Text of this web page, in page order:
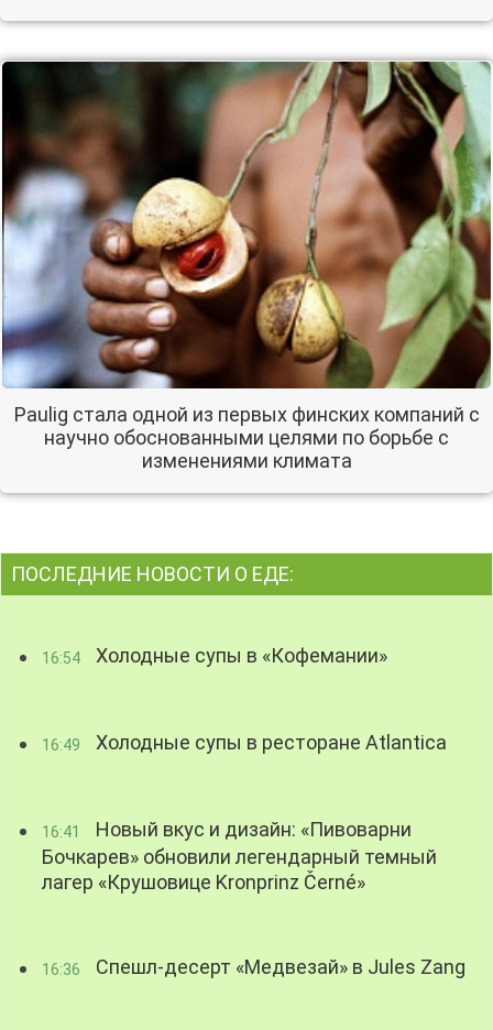
Paulig стала одной из первых финских компаний с
научно обоснованными целями по борьбе с
изменениями климата
ПОСЛЕДНИЕ НОВОСТИ О ЕДЕ:
16:54 Холодные супы в «Кофемании»
16:49 Холодные супы в ресторане Atlantica
16:41
Новый вкус и дизайн: «Пивоварни
Бочкарев» обновили легендарный темный
лагер «Крушовице Kronprinz Černé»
16:36 Спешл-десерт «Медвезай» в Jules Zang